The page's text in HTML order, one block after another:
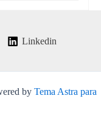
Linkedin
by Tema Astra para